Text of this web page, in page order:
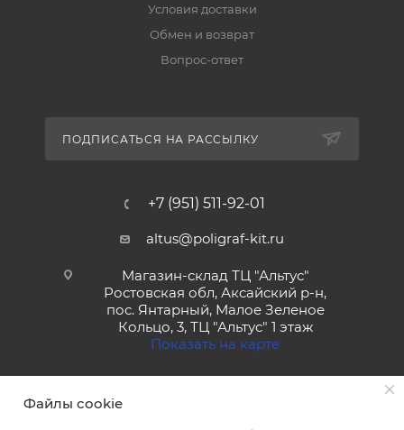
Условия доставки
Обмен и возврат
Вопрос-ответ
ПОДПИСАТЬСЯ НА РАССЫЛКУ
+7 (951) 511-92-01
altus@poligraf-kit.ru
Магазин-склад ТЦ "Альтус"
Ростовская обл, Аксайский р-н,
пос. Янтарный, Малое Зеленое
Кольцо, 3, ТЦ "Альтус" 1 этаж
Показать на карте
Файлы cookie